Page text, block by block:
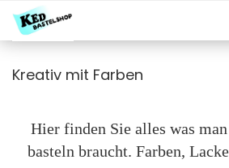
Kreativ mit Farben
Hier finden Sie alles was
basteln braucht. Farben,